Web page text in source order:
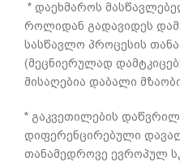
* დაეხმაროს
როლიდან გადავიდეს
სასწავლო პროცესის
(მეცნიერულად
მისაღებია დაბალი
* გაკვეთილების
დიფერენცირებული
თანამედროვე ევროპულ